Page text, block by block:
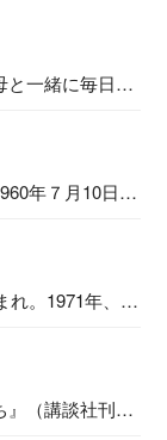
と一緒に毎日の
年７月10日生
。1971年、
』（講談社刊）